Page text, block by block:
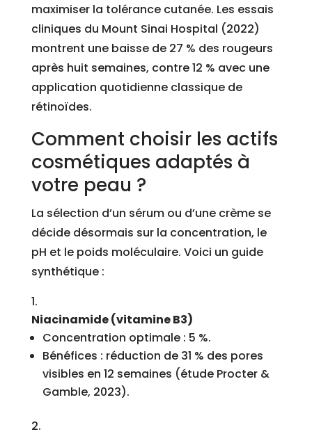
maximiser la tolérance cutanée. Les essais
cliniques du Mount Sinai Hospital (2022)
montrent une baisse de 27 % des rougeurs
après huit semaines, contre 12 % avec une
application quotidienne classique de
rétinoïdes.
Comment choisir les actifs
cosmétiques adaptés à
votre peau ?
La sélection d’un sérum ou d’une crème se
décide désormais sur la concentration, le
pH et le poids moléculaire. Voici un guide
synthétique :
Niacinamide (vitamine B3)
Concentration optimale : 5 %.
Bénéfices : réduction de 31 % des pores
visibles en 12 semaines (étude Procter &
Gamble, 2023).